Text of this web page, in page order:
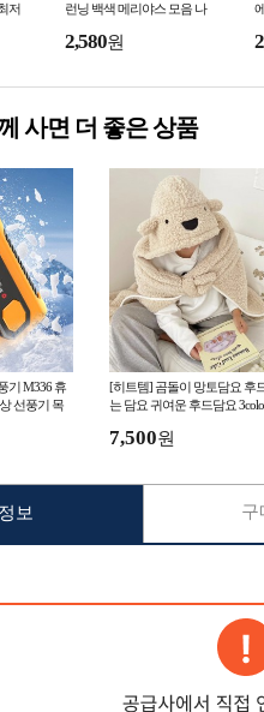
저
런닝 백색 메리야스 모음 나
2,580원
사면 더 좋은 상품
기 M336 휴
선풍기 목
[히트템] 곰돌이 망토담요 후
는 담요 귀여운 후드담요
7,500원
보 구